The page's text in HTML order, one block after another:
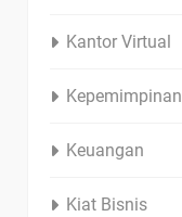
Kantor Virtual
Kepemimpinan
Keuangan
Kiat Bisnis